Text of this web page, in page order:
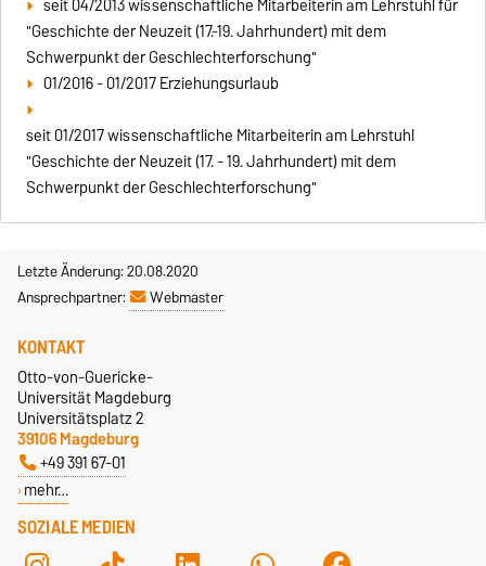
"Geschichte der Neuzeit (17.-19. Jahrhundert) mit dem
Schwerpunkt der Geschlechterforschung"
01/2016 - 01/2017 Erziehungsurlaub
seit 01/2017 wissenschaftliche Mitarbeiterin am Lehrstuhl
"Geschichte der Neuzeit (17. - 19. Jahrhundert) mit dem
Schwerpunkt der Geschlechterforschung"
Letzte Änderung: 20.08.2020
Ansprechpartner:
Webmaster
SOZIALE MEDIEN
KONTAKT
Otto-von-Guericke-
Universität Magdeburg
Universitätsplatz 2
39106 Magdeburg
+49 391 67-01
mehr…